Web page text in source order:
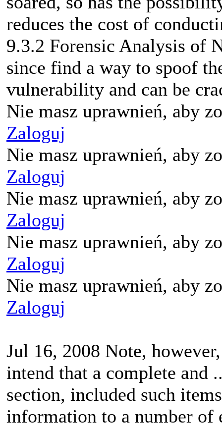
reduces the cost of
9.3.2 Forensic Analysis of
since find a way to spoof
vulnerability and can be
Nie masz uprawnień, aby
Zaloguj
Nie masz uprawnień, aby
Zaloguj
Nie masz uprawnień, aby
Zaloguj
Nie masz uprawnień, aby
Zaloguj
Nie masz uprawnień, aby
Zaloguj
Jul 16, 2008 Note,
intend that a complete and
section, included such
information to a number of